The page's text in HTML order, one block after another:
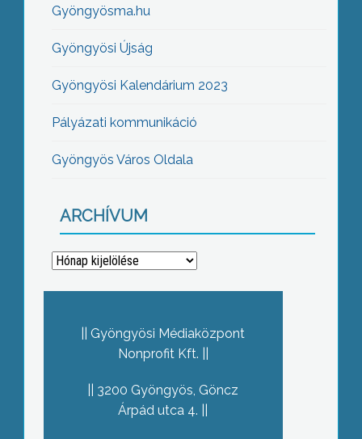
Gyöngyösma.hu
Gyöngyösi Újság
Gyöngyösi Kalendárium 2023
Pályázati kommunikáció
Gyöngyös Város Oldala
ARCHÍVUM
Archívum
Gyöngyösi Médiaközpont
Nonprofit Kft.
3200 Gyöngyös, Göncz
Árpád utca 4.